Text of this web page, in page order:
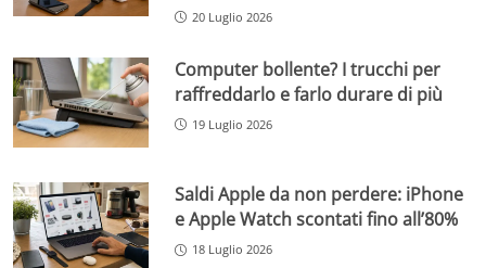
20 Luglio 2026
Computer bollente? I trucchi per
raffreddarlo e farlo durare di più
19 Luglio 2026
Saldi Apple da non perdere: iPhone
e Apple Watch scontati fino all’80%
18 Luglio 2026